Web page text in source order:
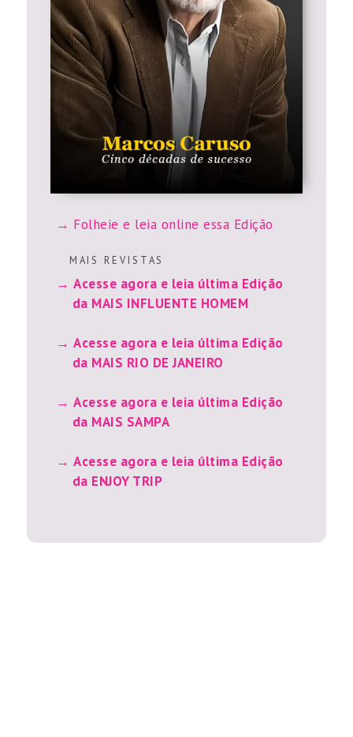
Folheie e leia online essa Edição
M A I S R E V I S T A S
Acesse agora e leia última Edição
da MAIS INFLUENTE HOMEM
Acesse agora e leia última Edição
da MAIS RIO DE JANEIRO
Acesse agora e leia última Edição
da MAIS SAMPA
Acesse agora e leia última Edição
da ENJOY TRIP